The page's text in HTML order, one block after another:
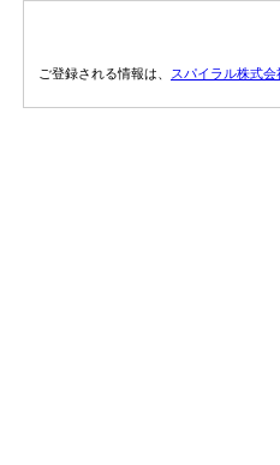
ご登録される情報は、 スパイラル株式会